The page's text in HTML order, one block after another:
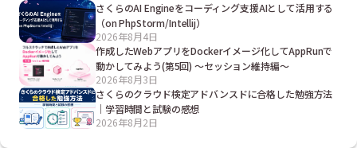
さくらのAI Engineをコーディング支援AIとして活用する
（on PhpStorm/Intellij）
2026年8月4日
作成したWebアプリをDockerイメージ化してAppRunで
動かしてみよう(第5回) ～セッション維持編～
2026年8月3日
さくらのクラウド検定アドバンスドに合格した勉強方法
｜学習時間と試験の感想
2026年8月2日